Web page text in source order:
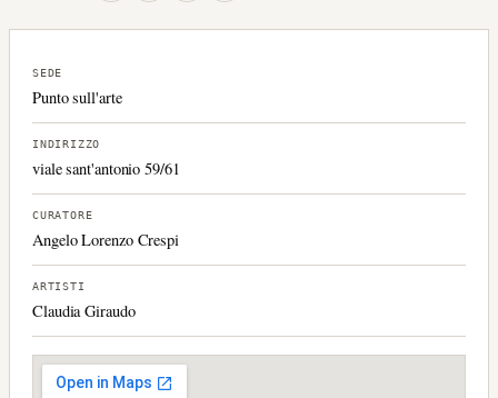
SEDE
Punto sull'arte
INDIRIZZO
viale sant'antonio 59/61
CURATORE
Angelo Lorenzo Crespi
ARTISTI
Claudia Giraudo